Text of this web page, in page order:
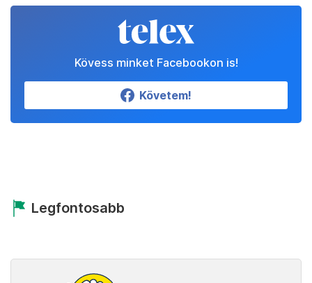
Kövess minket Facebookon is!
Követem!
Legfontosabb